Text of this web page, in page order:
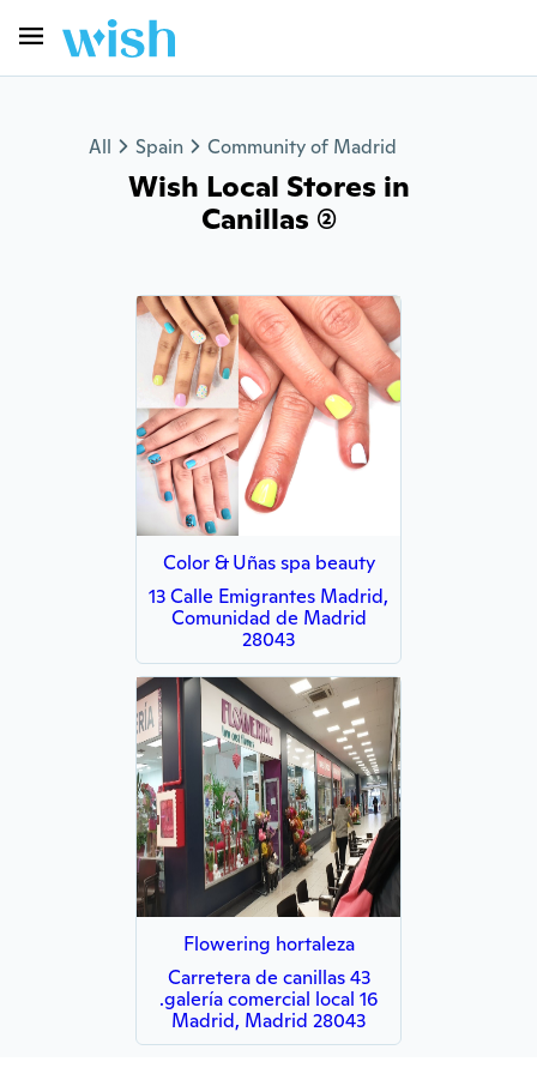
All Spain Community of Madrid
Wish Local Stores in
Canillas (2)
Color & Uñas spa beauty
13 Calle Emigrantes Madrid,
Comunidad de Madrid
28043
Flowering hortaleza
Carretera de canillas 43
.galería comercial local 16
Madrid, Madrid 28043